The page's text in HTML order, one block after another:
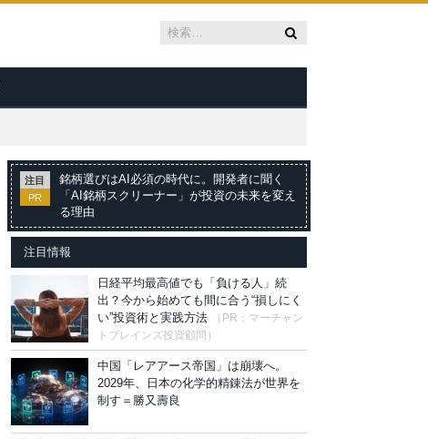
注目
PR
銘柄選びはAI必須の時代に。開発者に聞く
「AI銘柄スクリーナー」が投資の未来を変え
る理由
注目情報
日経平均最高値でも「負ける人」続
出？今から始めても間に合う“損しにく
い”投資術と実践方法
（PR：マーチャン
トブレインズ投資顧問）
中国「レアアース帝国」は崩壊へ。
2029年、日本の化学的精錬法が世界を
制す＝勝又壽良